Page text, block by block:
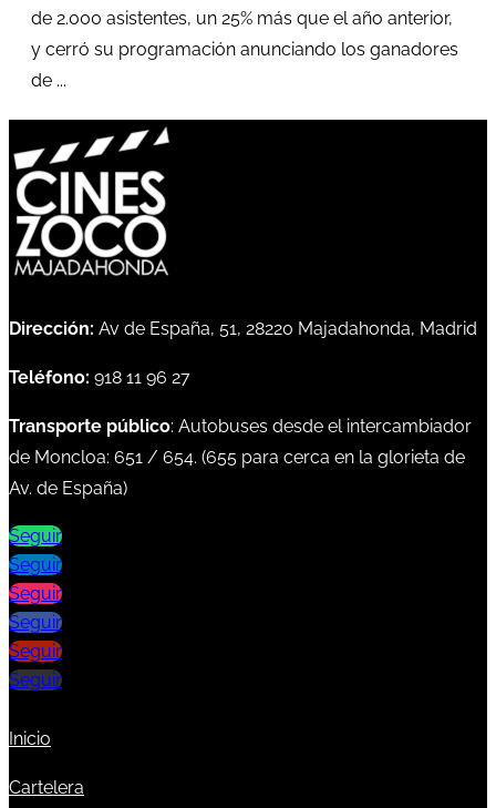
de 2.000 asistentes, un 25% más que el año anterior,
y cerró su programación anunciando los ganadores
de ...
Dirección: Av de España, 51, 28220 Majadahonda, Madrid
Teléfono: 918 11 96 27
Transporte público: Autobuses desde el intercambiador
de Moncloa: 651 / 654. (655 para cerca en la glorieta de
Av. de España)
Seguir
Seguir
Seguir
Seguir
Seguir
Seguir
Inicio
Cartelera